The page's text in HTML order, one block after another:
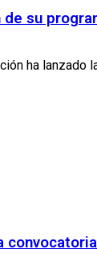
su
ha lanzado